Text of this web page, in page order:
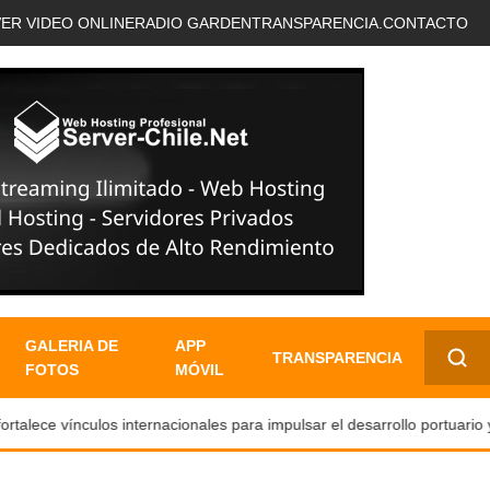
VIDEO ONLINERADIO GARDENTRANSPARENCIA. CONTACTO
GALERIA DE
FOTOS
APP
MÓVIL
TRANSPARENCIA
✕
vínculos internacionales para impulsar el desarrollo portuario y